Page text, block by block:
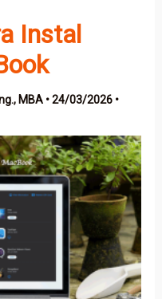
Instal
MBA •24/03/2026 •